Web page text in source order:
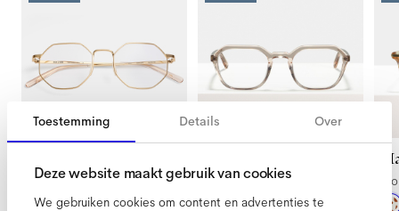
Toestemming Details Over
Deze website maakt gebruik van cookies
We gebruiken cookies om content en advertenties te
Satin Gold Fizz